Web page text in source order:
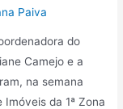
Paiva
do
Camejo e a
na semana
da 1ª Zona